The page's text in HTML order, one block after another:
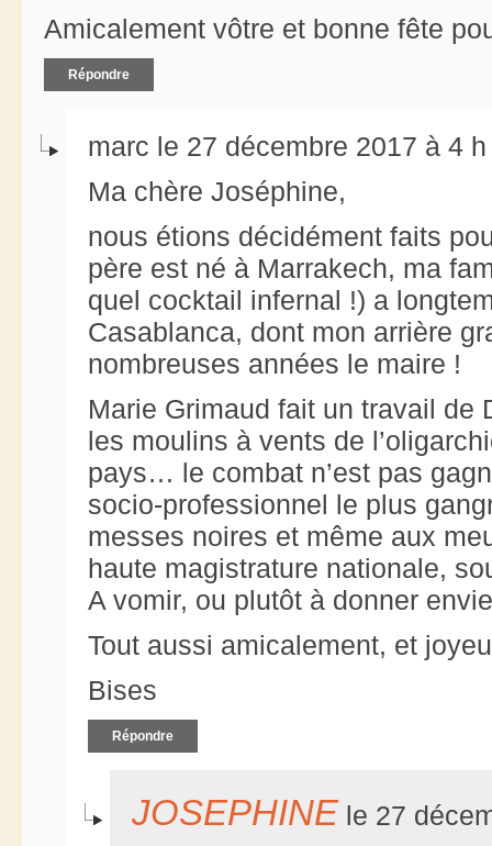
Amicalement vôtre et bonne fête
Répondre
marc le 27 décembre 2017 à 4
Ma chère Joséphine,
nous étions décidément faits
père est né à Marrakech, ma
quel cocktail infernal !) a
Casablanca, dont mon arrière
nombreuses années le maire !
Marie Grimaud fait un travail de
les moulins à vents de
pays… le combat n’est pas
socio-professionnel le plus
messes noires et même aux
haute magistrature nationale,
A vomir, ou plutôt à donner
Tout aussi amicalement, et
Bises
Répondre
JOSEPHINE le 27